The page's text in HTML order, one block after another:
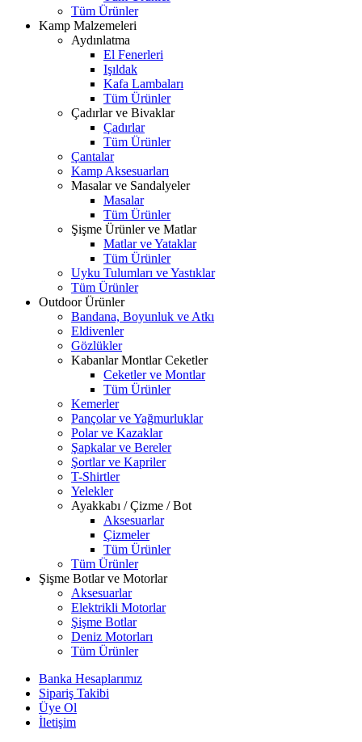
Tüm Ürünler
Kamp Malzemeleri
Aydınlatma
El Fenerleri
Işıldak
Kafa Lambaları
Tüm Ürünler
Çadırlar ve Bivaklar
Çadırlar
Tüm Ürünler
Çantalar
Kamp Aksesuarları
Masalar ve Sandalyeler
Masalar
Tüm Ürünler
Şişme Ürünler ve Matlar
Matlar ve Yataklar
Tüm Ürünler
Uyku Tulumları ve Yastıklar
Tüm Ürünler
Outdoor Ürünler
Bandana, Boyunluk ve Atkı
Eldivenler
Gözlükler
Kabanlar Montlar Ceketler
Ceketler ve Montlar
Tüm Ürünler
Kemerler
Pançolar ve Yağmurluklar
Polar ve Kazaklar
Şapkalar ve Bereler
Şortlar ve Kapriler
T-Shirtler
Yelekler
Ayakkabı / Çizme / Bot
Aksesuarlar
Çizmeler
Tüm Ürünler
Tüm Ürünler
Şişme Botlar ve Motorlar
Aksesuarlar
Elektrikli Motorlar
Şişme Botlar
Deniz Motorları
Tüm Ürünler
Banka Hesaplarımız
Sipariş Takibi
Üye Ol
İletişim